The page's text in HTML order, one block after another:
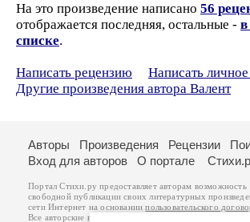
На это произведение написано 56
отображается последняя, остальные -
списке.
Написать рецензию
Написать
Другие произведения автора Валент
Авторы Произведения Рецензии
Вход для авторов
О портале
Портал Стихи.ру предоставляет авторам возможность
свободной публикации своих литературных
сети Интернет на основаниипользовательского
Все авторские права на произведения принадлежат